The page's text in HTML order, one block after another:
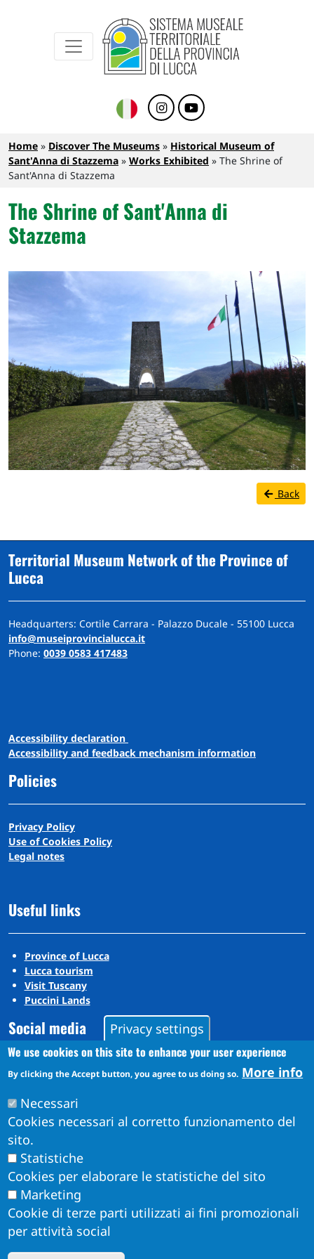
Sistema Museale Territoriale della
Breadcrumb
Home Discover The Museums
Historical Museum of
Sant'Anna di Stazzema
Works Exhibited
The Shrine of
Sant'Anna di Stazzema
The Shrine of Sant'Anna di
Stazzema
Back
Territorial Museum Network of the Province of
Lucca
Headquarters: Cortile Carrara - Palazzo Ducale - 55100 Lucca
info@museiprovincialucca.it
Phone: 0039 0583 417483
Accessibility declaration
Accessibility and feedback mechanism information
Policies
Privacy Policy
Use of Cookies Policy
Legal notes
Useful links
Province of Lucca
Lucca tourism
Visit Tuscany
Puccini Lands
Social media
Instagram
Obiettivi di Accessibilità per l'anno 2026
Privacy settings
We use cookies on this site to enhance your user experience
By clicking the Accept button, you agree to us doing so. More info
Necessari
Cookies necessari al corretto funzionamento del
sito.
Statistiche
Cookies per elaborare le statistiche del sito
Marketing
Cookie di terze parti utilizzati ai fini promozionali
per attività social